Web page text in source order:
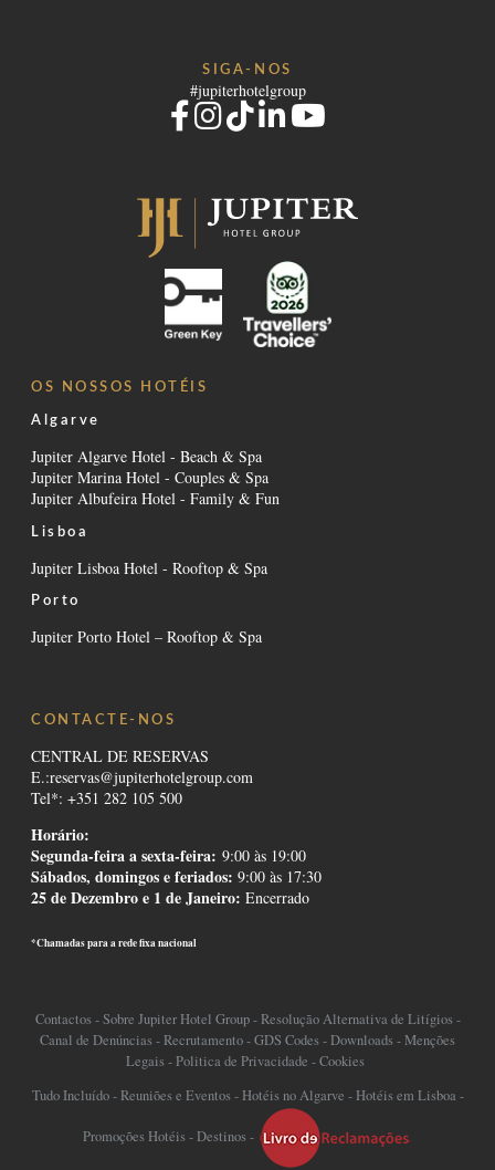
OS NOSSOS HOTÉIS
Algarve
Jupiter Algarve Hotel - Beach & Spa
Jupiter Marina Hotel - Couples & Spa
Jupiter Albufeira Hotel - Family & Fun
Lisboa
Jupiter Lisboa Hotel - Rooftop & Spa
Porto
Jupiter Porto Hotel – Rooftop & Spa
SIGA-NOS
#jupiterhotelgroup
CONTACTE-NOS
CENTRAL DE RESERVAS
E.:reservas@jupiterhotelgroup.com
Tel*: +351 282 105 500
Horário:
Segunda-feira a sexta-feira: 9:00 às 19:00
Sábados, domingos e feriados: 9:00 às 17:30
25 de Dezembro e 1 de Janeiro: Encerrado
*Chamadas para a rede fixa nacional
Contactos-Sobre Jupiter Hotel Group-Resolução Alternativa de Litígios-
Canal de Denúncias-Recrutamento-GDS Codes-Downloads-Menções
Legais-Politica de Privacidade -Cookies
Tudo Incluído-Reuniões e Eventos- Hotéis no Algarve - Hotéis em Lisboa-
Promoções Hotéis-Destinos-